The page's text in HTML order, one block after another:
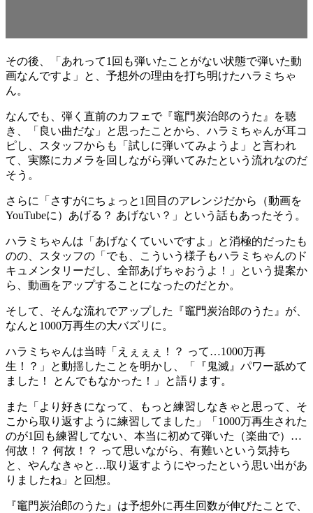
その後、「あれって1回も弾いたことがない状態で弾いた動
画なんですよ」と、予想外の理由を打ち明けたハラミちゃ
ん。
なんでも、弾く直前のカフェで『竈門炭治郎のうた』を聴
き、「良い曲だな」と思ったことから、ハラミちゃんが耳コ
ピし、スタッフからも「試しに弾いてみようよ」と言われ
て、実際にカメラを回しながら弾いてみたという流れなのだ
そう。
さらに「さすがにちょっと1回目のアレンジだから（動画を
YouTubeに）あげる？ あげない？」という話もあったそう。
ハラミちゃんは「あげなくていいですよ」と消極的だったも
のの、スタッフの「でも、こういう様子もハラミちゃんのド
キュメンタリーだし、全部あげちゃおうよ！」という提案か
ら、動画をアップすることになったのだとか。
そして、そんな流れでアップした『竈門炭治郎のうた』が、
なんと1000万再生の大バズリに。
ハラミちゃんは当時「えぇぇぇ！？ って…1000万再
生！？」と動揺したことを明かし、「『鬼滅』パワー舐めて
ました！ とんでもなかった！」と語ります。
また「より好きになって、もっと練習しなきゃと思って、そ
こから取り返すように練習してました」「1000万再生された
のが1回も練習してない、本当に初めて弾いた（楽曲で）…
何故！？ 何故！？ って思いながら、有難いという気持ち
と、やんなきゃと…取り返すようにやったという思い出があ
りましたね」と回想。
『竈門炭治郎のうた』は予想外に再生回数が伸びたことで、